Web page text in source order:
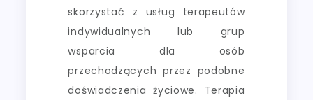
skorzystać z usług terapeutów
indywidualnych lub grup
wsparcia dla osób
przechodzących przez podobne
doświadczenia życiowe. Terapia